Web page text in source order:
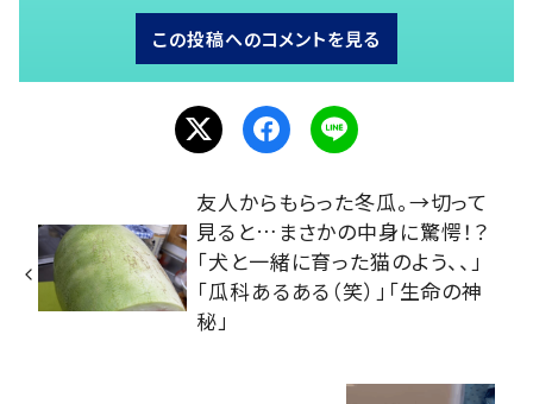
この投稿へのコメントを見る
友人からもらった冬瓜。→切って
見ると…まさかの中身に驚愕！？
「犬と一緒に育った猫のよう、、」
「瓜科あるある（笑）」「生命の神
秘」